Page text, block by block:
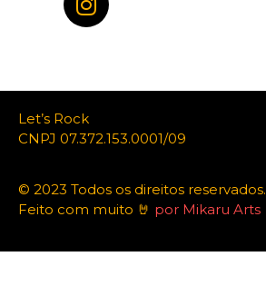
Let’s Rock
CNPJ 07.372.153.0001/09
© 2023 Todos os direitos reservados.
Feito com muito 🤘 por Mikaru Arts